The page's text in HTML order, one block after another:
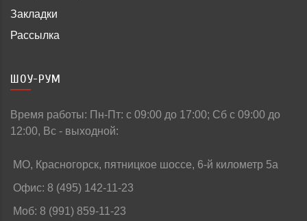
Закладки
Рассылка
ШОУ-РУМ
Время работы: Пн-Пт: c 09:00 до 17:00; Сб с 09:00 до
12:00, Вс - выходной:
МО, Красногорск, пятницкое шоссе, 6-й километр 5а
Офис: 8 (495) 142-11-23
Моб: 8 (991) 859-11-23